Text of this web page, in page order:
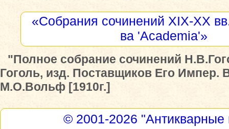
«Собрания сочинений XIX-XX
ва 'Academia'»
"Полное собрание сочинений
Гоголь, изд. Поставщиков Его Импер.
М.О.Вольф [1910г.]
© 2001-2026 "Антикварные